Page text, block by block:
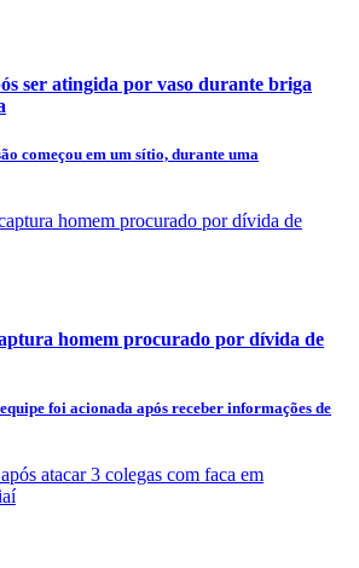
ser atingida por vaso durante briga
começou em um sítio, durante uma
homem procurado por dívida de
foi acionada após receber informações de